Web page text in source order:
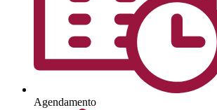
Agendamento